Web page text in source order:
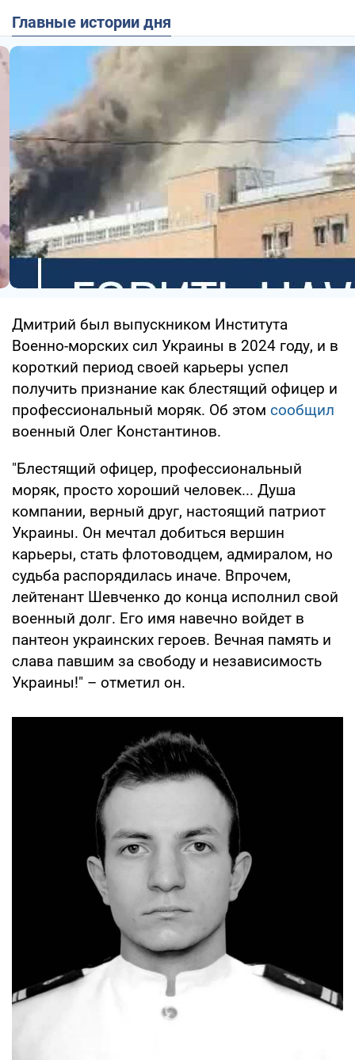
Главные истории дня
Дмитрий был выпускником Института
Военно-морских сил Украины в 2024 году, и в
короткий период своей карьеры успел
получить признание как блестящий офицер и
профессиональный моряк. Об этом сообщил
военный Олег Константинов.
"Блестящий офицер, профессиональный
моряк, просто хороший человек... Душа
компании, верный друг, настоящий патриот
Украины. Он мечтал добиться вершин
карьеры, стать флотоводцем, адмиралом, но
судьба распорядилась иначе. Впрочем,
лейтенант Шевченко до конца исполнил свой
военный долг. Его имя навечно войдет в
пантеон украинских героев. Вечная память и
слава павшим за свободу и независимость
Украины!" – отметил он.